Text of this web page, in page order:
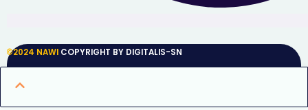
©2024 NAWI COPYRIGHT BY DIGITALIS-SN